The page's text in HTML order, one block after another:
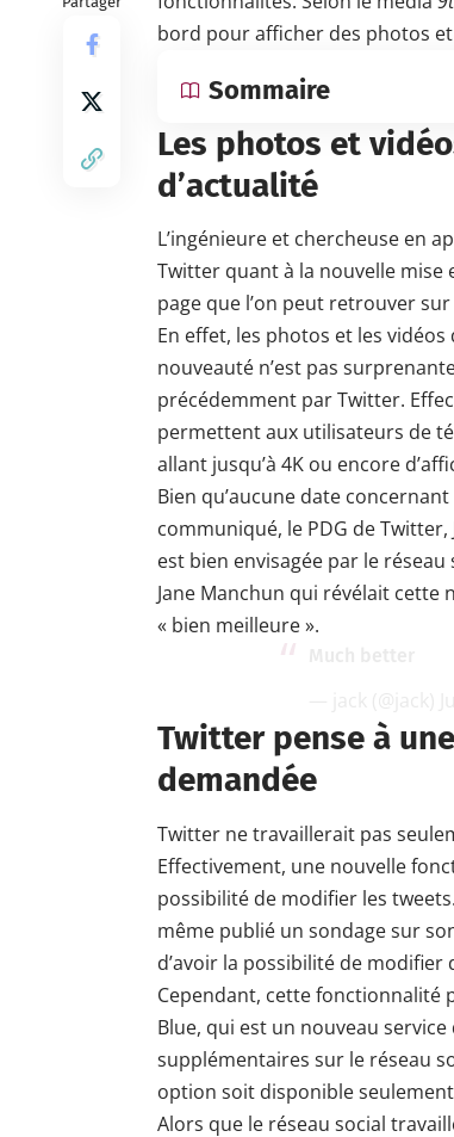
bord pour afficher des photos
Sommaire
Les photos et
d’actualité
L’ingénieure et chercheuse en
Twitter quant à la nouvelle mise
page que l’on peut retrouver
En effet, les photos et les
nouveauté n’est pas
précédemment par Twitter.
permettent aux utilisateurs de
allant jusqu’à 4K ou encore
Bien qu’aucune date
communiqué, le PDG de
est bien envisagée par le
Jane Manchun qui révélait
« bien meilleure ».
Twitter pense à
demandée
Twitter ne travaillerait pas
Effectivement, une nouvelle
possibilité de modifier les
même publié un sondage sur
d’avoir la possibilité de modifier
Cependant, cette fonctionnalité
Blue, qui est un nouveau
supplémentaires sur le réseau
option soit disponible
Alors que le réseau social